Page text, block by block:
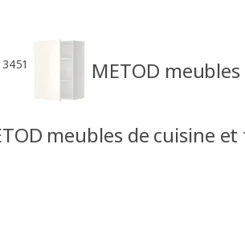
3451 METOD
meubles de cuisine et